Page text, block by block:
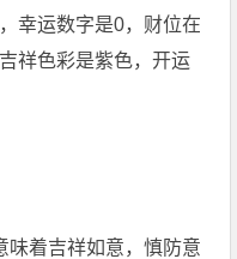
幸运数字是0，财位在
祥色彩是紫色，开运
味着吉祥如意，慎防意